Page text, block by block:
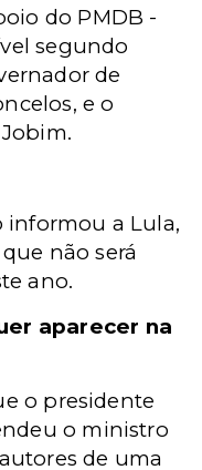
do PMDB -
segundo
de
e o
informou a Lula,
não será
ano.
aparecer na
o presidente
o ministro
de uma